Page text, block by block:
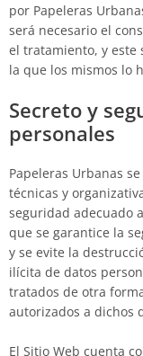
por Papeleras
será necesario el
el tratamiento, y este
la que los mismos lo
Secreto y
personales
Papeleras Urbanas
técnicas y
seguridad adecuado
que se garantice la
y se evite la
ilícita de datos
tratados de otra
autorizados a dichos
El Sitio Web cuenta